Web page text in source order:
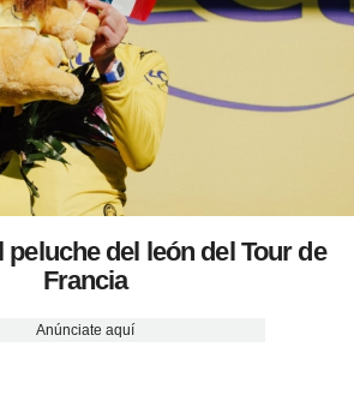
del león del Tour de
Francia
Anúnciate aquí